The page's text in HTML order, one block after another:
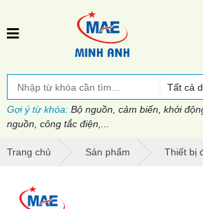
Tất cả
Gợi ý từ khóa: Bộ nguồn, cảm biến, khởi
nguồn, công tắc điện,...
Trang chủ Sản phẩm Thiết bị